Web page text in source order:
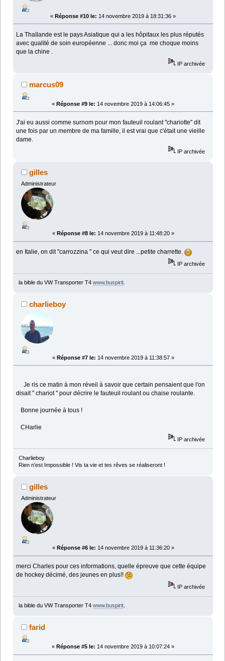
« Réponse #10 le: 14 novembre 2019 à 18:31:36 »
La Thaïlande est le pays Asiatique qui a les hôpitaux les plus réputés
avec qualité de soin européenne ... donc moi ça me choque moins
que la chine .
IP archivée
marcus09
« Réponse #9 le: 14 novembre 2019 à 14:06:45 »
J'ai eu aussi comme surnom pour mon fauteuil roulant "chariotte" dit
une fois par un membre de ma famille, il est vrai que c'était une vieille
dame.
IP archivée
gilles
Administrateur
« Réponse #8 le: 14 novembre 2019 à 11:48:20 »
en Italie, on dit "carrozzina " ce qui veut dire ...petite charrette.
IP archivée
la bible du VW Transporter T4 www.buspirit.
charlieboy
« Réponse #7 le: 14 novembre 2019 à 11:38:57 »
Je ris ce matin à mon réveil à savoir que certain pensaient que l'on
disait '' chariot '' pour décrire le fauteuil roulant ou chaise roulante.
Bonne journée à tous !
CHarlie
IP archivée
Charlieboy
Rien n'est Impossible ! Vis ta vie et tes rêves se réaliseront !
gilles
Administrateur
« Réponse #6 le: 14 novembre 2019 à 11:36:20 »
merci Charles pour ces informations, quelle épreuve que cette équipe
de hockey décimé, des jeunes en plus!!
IP archivée
la bible du VW Transporter T4 www.buspirit.
farid
« Réponse #5 le: 14 novembre 2019 à 10:07:24 »